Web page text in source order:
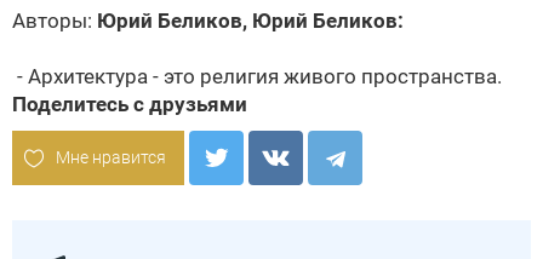
Авторы: Юрий Беликов, Юрий Беликов:
- Архитектура - это религия живого пространства.
Поделитесь с друзьями
Мне нравится